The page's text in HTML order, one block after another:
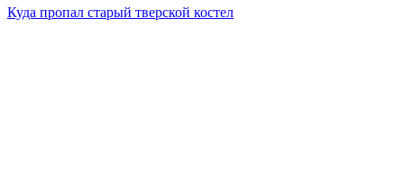
Куда пропал старый тверской костел